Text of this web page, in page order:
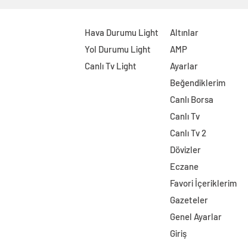
Hava Durumu Light
Yol Durumu Light
Canlı Tv Light
Altınlar
AMP
Ayarlar
Beğendiklerim
Canlı Borsa
Canlı Tv
Canlı Tv 2
Dövizler
Eczane
Favori İçeriklerim
Gazeteler
Genel Ayarlar
Giriş